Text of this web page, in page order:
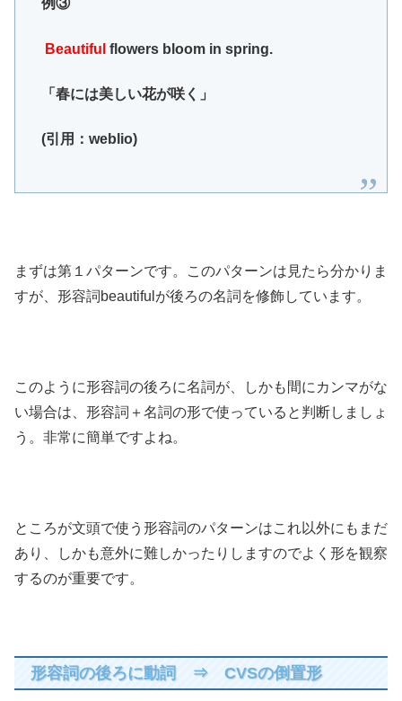
例③
Beautiful flowers bloom in spring.
「春には美しい花が咲く」
(引用：weblio)
まずは第１パターンです。このパターンは見たら分かりま
すが、形容詞beautifulが後ろの名詞を修飾しています。
このように形容詞の後ろに名詞が、しかも間にカンマがな
い場合は、形容詞＋名詞の形で使っていると判断しましょ
う。非常に簡単ですよね。
ところが文頭で使う形容詞のパターンはこれ以外にもまだ
あり、しかも意外に難しかったりしますのでよく形を観察
するのが重要です。
形容詞の後ろに動詞 ⇒ CVSの倒置形